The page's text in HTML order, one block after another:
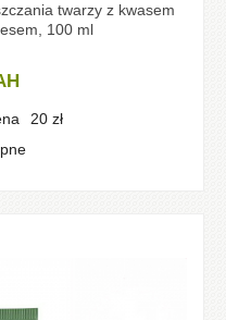
twarzy z kwasem
100 ml
20 zł